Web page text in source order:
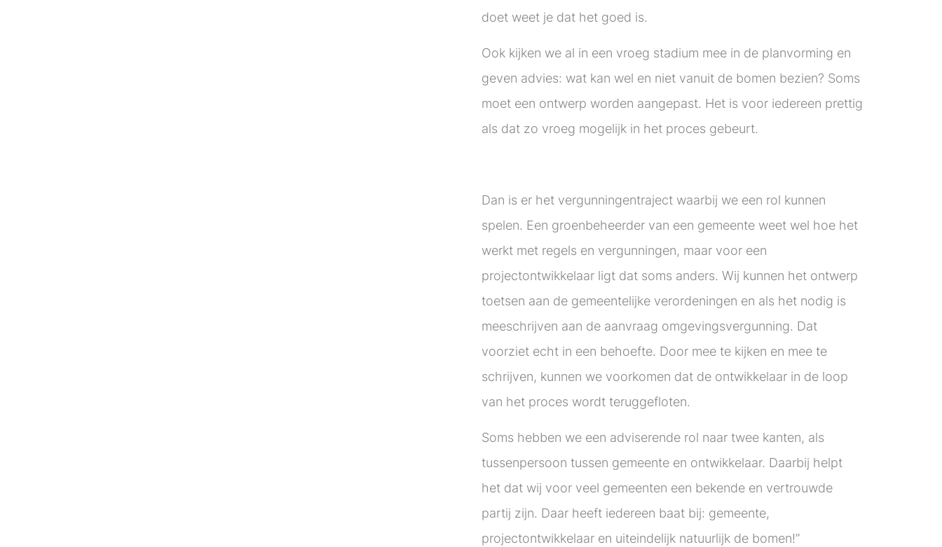
doet weet je dat het goed is.
Ook kijken we al in een vroeg stadium mee in de planvorming en
geven advies: wat kan wel en niet vanuit de bomen bezien? Soms
moet een ontwerp worden aangepast. Het is voor iedereen prettig
als dat zo vroeg mogelijk in het proces gebeurt.
Dan is er het vergunningentraject waarbij we een rol kunnen
spelen. Een groenbeheerder van een gemeente weet wel hoe het
werkt met regels en vergunningen, maar voor een
projectontwikkelaar ligt dat soms anders. Wij kunnen het ontwerp
toetsen aan de gemeentelijke verordeningen en als het nodig is
meeschrijven aan de aanvraag omgevingsvergunning. Dat
voorziet echt in een behoefte. Door mee te kijken en mee te
schrijven, kunnen we voorkomen dat de ontwikkelaar in de loop
van het proces wordt teruggefloten.
Soms hebben we een adviserende rol naar twee kanten, als
tussenpersoon tussen gemeente en ontwikkelaar. Daarbij helpt
het dat wij voor veel gemeenten een bekende en vertrouwde
partij zijn. Daar heeft iedereen baat bij: gemeente,
projectontwikkelaar en uiteindelijk natuurlijk de bomen!”